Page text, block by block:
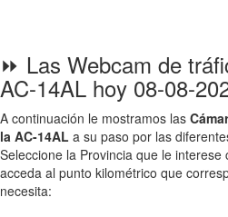
⏩ Las Webcam de
AC-14AL hoy 08-08-
A continuación le mostramos las
la AC-14AL a su paso por las
Seleccione la Provincia que le
acceda al punto kilométrico que
necesita: